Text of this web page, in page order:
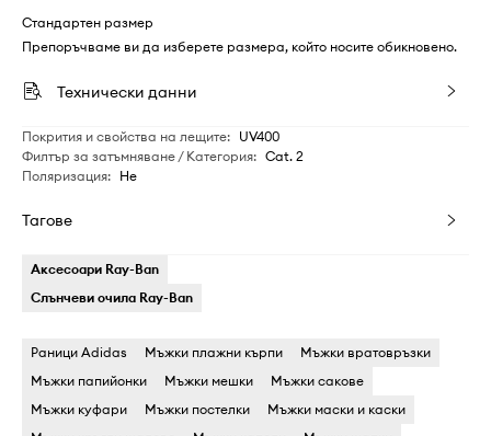
Стандартен размер
Препоръчваме ви да изберете размера, който носите обикновено.
Технически данни
Покрития и свойства на лещите: UV400
Филтър за затъмняване / Категория: Cat. 2
Поляризация: Не
Тагове
Аксесоари Ray-Ban
Слънчеви очила Ray-Ban
Раници Adidas Мъжки плажни кърпи
Мъжки вратовръзки
Мъжки папийонки
Мъжки мешки
Мъжки сакове
Мъжки куфари
Мъжки постелки
Мъжки маски и каски